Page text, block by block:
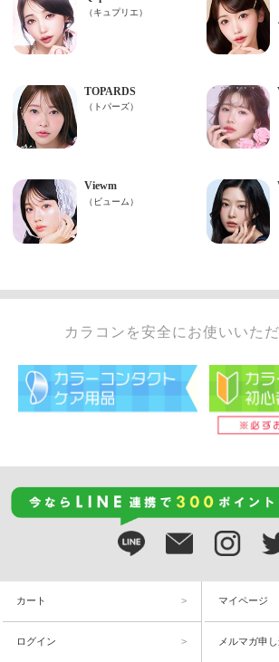
カラコンを安全にお使いいた
カート マイページ
ログイン メルマガ申